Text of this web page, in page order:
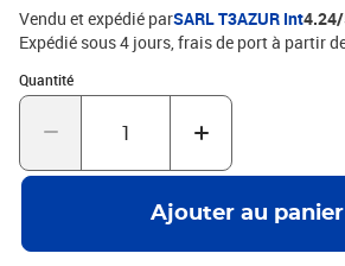
Vendu et expédié parSARL T3AZUR Int
Expédié sous 4 jours, frais de port à partir
Quantité
Quantité : 1
Ajouter au panier